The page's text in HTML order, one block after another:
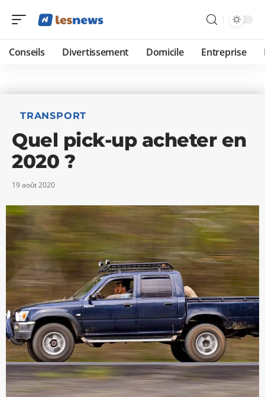
Conseils Divertissement Domicile Entreprise
TRANSPORT
Quel pick-up acheter en
2020 ?
19 août 2020